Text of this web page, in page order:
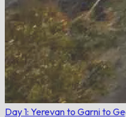
Day 1: Yerevan to Garni to